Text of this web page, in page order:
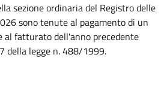
sezione ordinaria del Registro delle
sono tenute al pagamento di un
al fatturato dell'anno precedente
della legge n. 488/1999.